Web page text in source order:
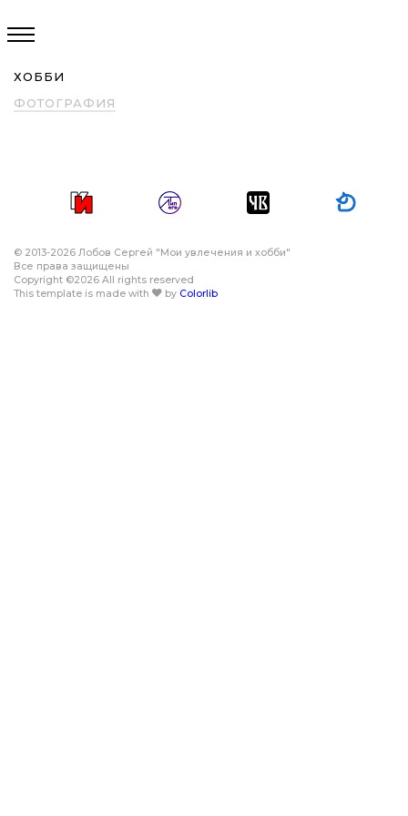
ХОББИ
ФОТОГРАФИЯ
© 2013-2026 Лобов Сергей "Мои увлечения и хобби"
Все права защищены
Copyright ©2026 All rights reserved
This template is made with
by Colorlib